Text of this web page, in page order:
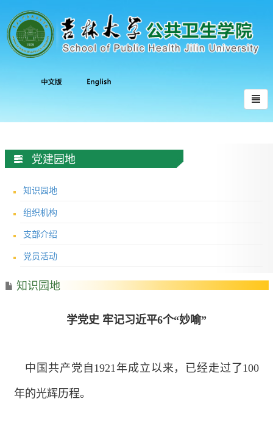
党建园地
知识园地
组织机构
支部介绍
党员活动
知识园地
学党史 牢记习近平6个“妙喻”
中国共产党自1921年成立以来，已经走过了100
年的光辉历程。